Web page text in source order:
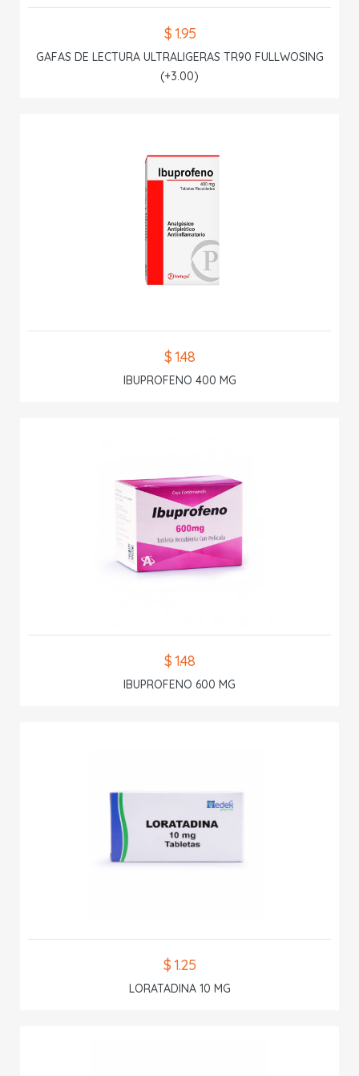
$ 1.95
GAFAS DE LECTURA ULTRALIGERAS TR90 FULLWOSING
(+3.00)
$ 1.48
IBUPROFENO 400 MG
$ 1.48
IBUPROFENO 600 MG
$ 1.25
LORATADINA 10 MG